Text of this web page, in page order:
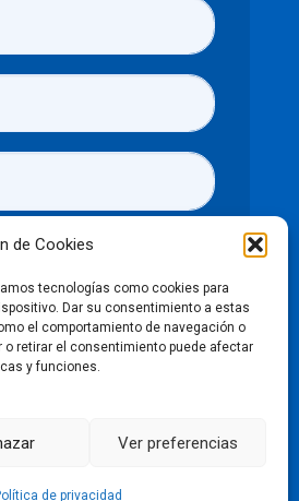
de Cookies
tecnologías como cookies para
Dar su consentimiento a estas
el comportamiento de navegación o
retirar el consentimiento puede afectar
y funciones.
Ver preferencias
de privacidad
acepto laspolíticas de
LinkedIn